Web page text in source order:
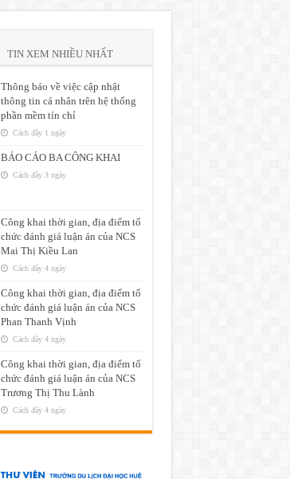
TIN XEM NHIỀU NHẤT
Thông báo về việc cập nhật
thông tin cá nhân trên hệ thống
phần mềm tín chỉ
Cách đây 1 ngày
BÁO CÁO BA CÔNG KHAI
Cách đây 3 ngày
Công khai thời gian, địa điểm tổ
chức đánh giá luận án của NCS
Mai Thị Kiều Lan
Cách đây 4 ngày
Công khai thời gian, địa điểm tổ
chức đánh giá luận án của NCS
Phan Thanh Vịnh
Cách đây 4 ngày
Công khai thời gian, địa điểm tổ
chức đánh giá luận án của NCS
Trương Thị Thu Lành
Cách đây 4 ngày